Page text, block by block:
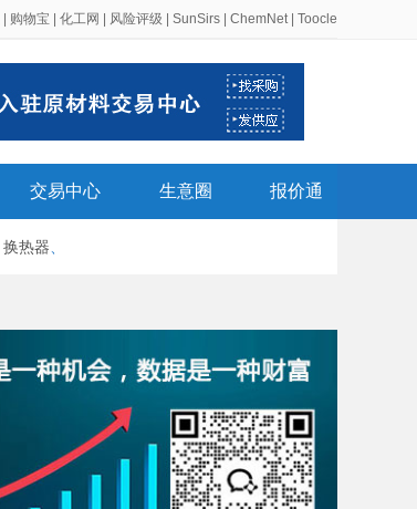
购物宝 化工网 风险评级 SunSirs ChemNet| Toocle
交易中心 生意圈 报价通
换热器